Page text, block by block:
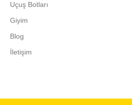
Uçuş Botları
Giyim
Blog
İletişim